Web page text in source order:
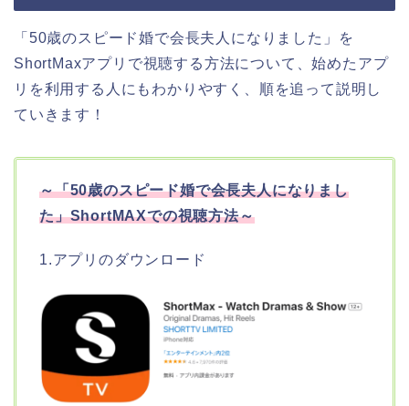
「50歳のスピード婚で会長夫人になりました」を
ShortMaxアプリで視聴する方法について、始めたアプ
リを利用する人にもわかりやすく、順を追って説明し
ていきます！
～「50歳のスピード婚で会長夫人になりまし
た」ShortMAXでの視聴方法～
1.アプリのダウンロード